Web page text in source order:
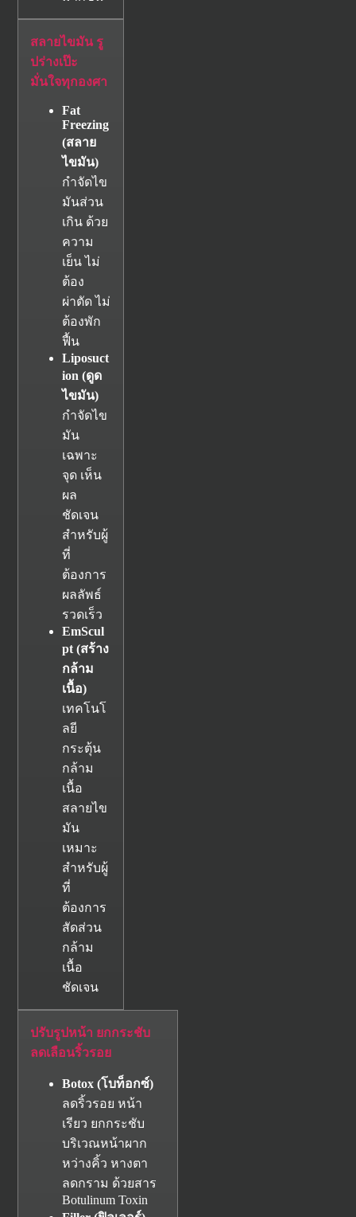
สลายไขมัน รู
ปร่างเป๊ะ
มั่นใจทุกองศา
Fat
Freezing
(สลาย
ไขมัน)
กำจัดไข
มันส่วน
เกิน ด้วย
ความ
เย็น ไม่
ต้อง
ผ่าตัด ไม่
ต้องพัก
ฟื้น
Liposuct
ion (ดูด
ไขมัน)
กำจัดไข
มัน
เฉพาะ
จุด เห็น
ผล
ชัดเจน
สำหรับผู้
ที่
ต้องการ
ผลลัพธ์
รวดเร็ว
EmScul
pt (สร้าง
กล้าม
เนื้อ)
เทคโนโ
ลยี
กระตุ้น
กล้าม
เนื้อ
สลายไข
มัน
เหมาะ
สำหรับผู้
ที่
ต้องการ
สัดส่วน
กล้าม
เนื้อ
ชัดเจน
ปรับรูปหน้า ยกกระชับ
ลดเลือนริ้วรอย
Botox (โบท็อกซ์)
ลดริ้วรอย หน้า
เรียว ยกกระชับ
บริเวณหน้าผาก
หว่างคิ้ว หางตา
ลดกราม ด้วยสาร
Botulinum Toxin